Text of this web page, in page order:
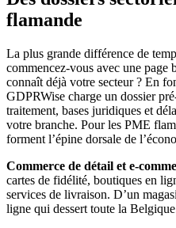
flamande
La plus grande différence de
commencez-vous avec une page
connaît déjà votre secteur ? En
GDPRWise charge un dossier
traitement, bases juridiques et
votre branche. Pour les PME
forment l’épine dorsale de
Commerce de détail et e-
cartes de fidélité, boutiques en
services de livraison. D’un
ligne qui dessert toute la